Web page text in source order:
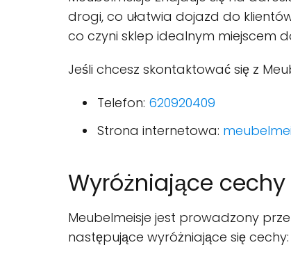
drogi, co ułatwia dojazd do
co czyni sklep idealnym miejscem
Jeśli chcesz skontaktować się z
Telefon: 620920409
Strona internetowa:
Wyróżniające cechy
Meubelmeisje jest prowadzony
następujące wyróżniające się cechy: